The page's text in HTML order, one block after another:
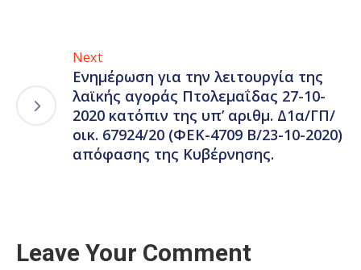
Next
Ενημέρωση για την λειτουργία της
λαϊκής αγοράς Πτολεμαΐδας 27-10-
2020 κατόπιν της υπ’ αριθμ. Δ1α/ΓΠ/
οικ. 67924/20 (ΦΕΚ-4709 Β/23-10-2020)
απόφασης της Κυβέρνησης.
Leave Your Comment